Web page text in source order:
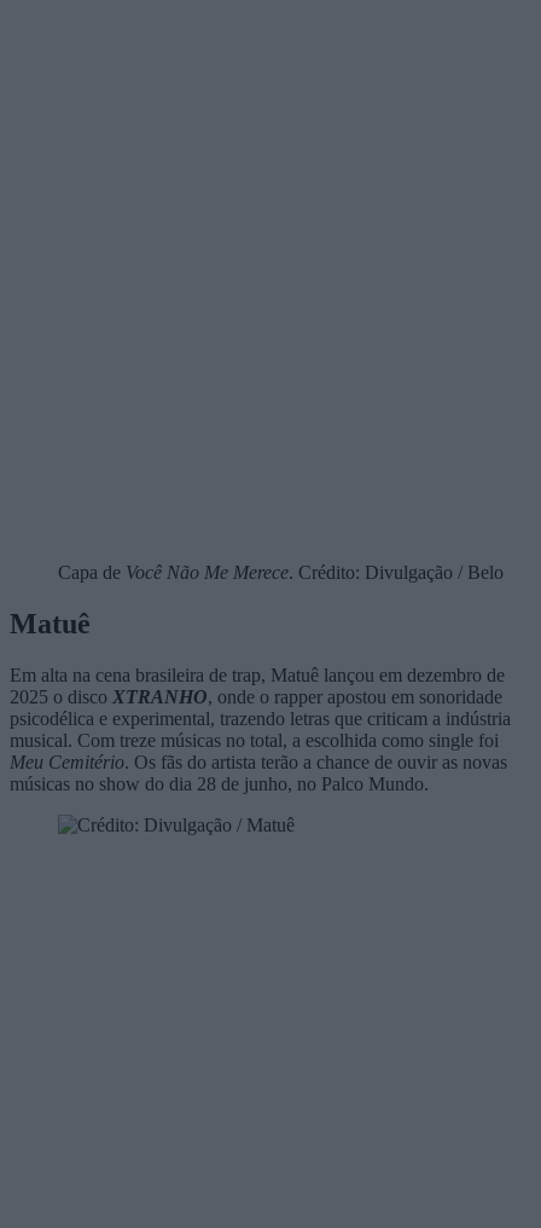
Capa de Você Não Me Merece. Crédito: Divulgação / Belo
Matuê
Em alta na cena brasileira de trap, Matuê lançou em dezembro de
2025 o disco XTRANHO, onde o rapper apostou em sonoridade
psicodélica e experimental, trazendo letras que criticam a indústria
musical. Com treze músicas no total, a escolhida como single foi
Meu Cemitério. Os fãs do artista terão a chance de ouvir as novas
músicas no show do dia 28 de junho, no Palco Mundo.